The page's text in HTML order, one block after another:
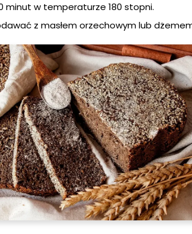
minut w temperaturze 180 stopni.
z masłem orzechowym lub